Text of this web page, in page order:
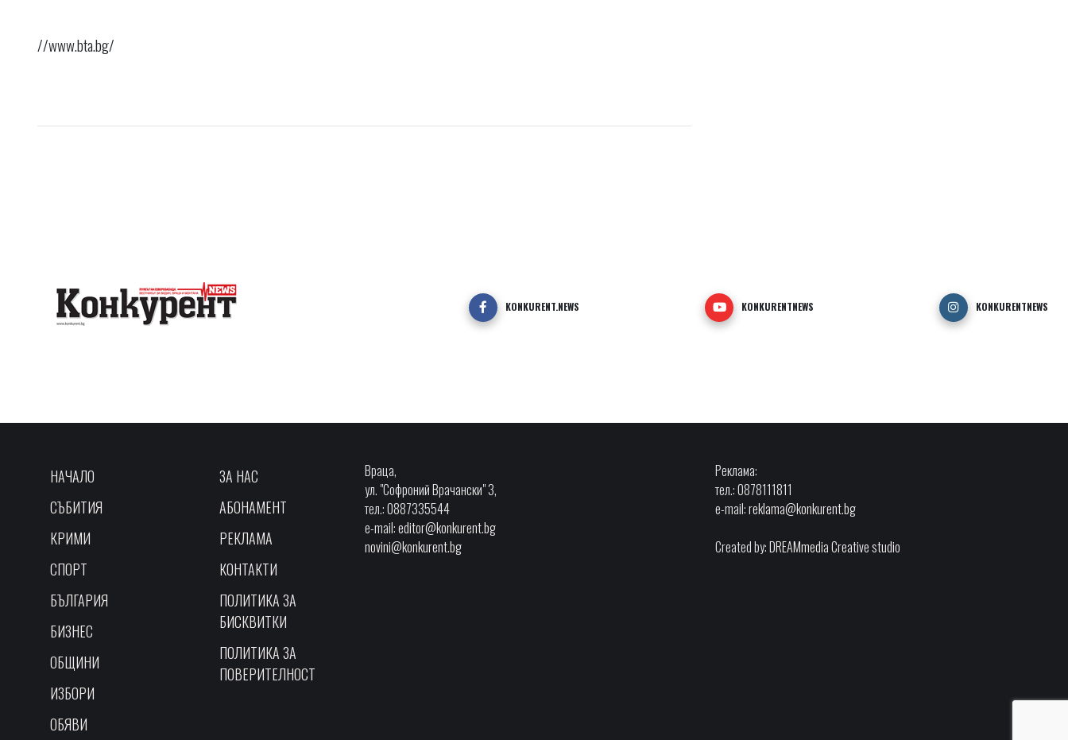
//www.bta.bg/
KONKURENT.NEWS KONKURENTNEWS KONKURENTNEWS
НАЧАЛО
СЪБИТИЯ
КРИМИ
СПОРТ
БЪЛГАРИЯ
БИЗНЕС
ОБЩИНИ
ИЗБОРИ
ОБЯВИ
ЗА НАС
АБОНАМЕНТ
РЕКЛАМА
КОНТАКТИ
ПОЛИТИКА ЗА
БИСКВИТКИ
ПОЛИТИКА ЗА
ПОВЕРИТЕЛНОСТ
Враца,
ул. "Софроний Врачански" 3,
тел.: 0887335544
e-mail:editor@konkurent.bg
novini@konkurent.bg
Реклама:
тел.: 0878111811
e-mail:reklama@konkurent.bg
Created by:DREAMmedia Creative studio